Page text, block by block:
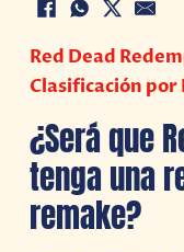
Red Dead
Clasificación por
¿Será que
tenga una
remake?